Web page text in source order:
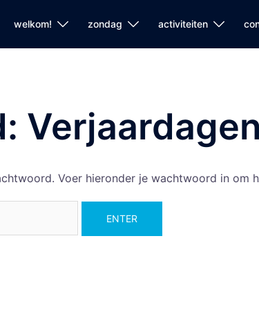
welkom! zondag activiteiten
Verjaardagen
Voer hieronder je wachtwoord in om